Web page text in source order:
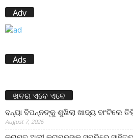
Adv
Ads
ଖବର ଏବେ ଏବେ
ବନ୍ୟା ବିପନ୍ନଙ୍କୁ ଶୁଖିଲା ଖାଦ୍ୟ ବାଂଟିଲେ
August 7, 2026